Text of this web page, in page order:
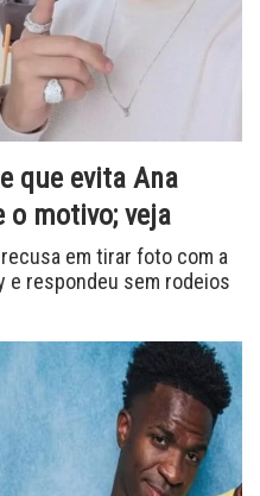
que evita Ana
o motivo; veja
em tirar foto com a
e respondeu sem rodeios